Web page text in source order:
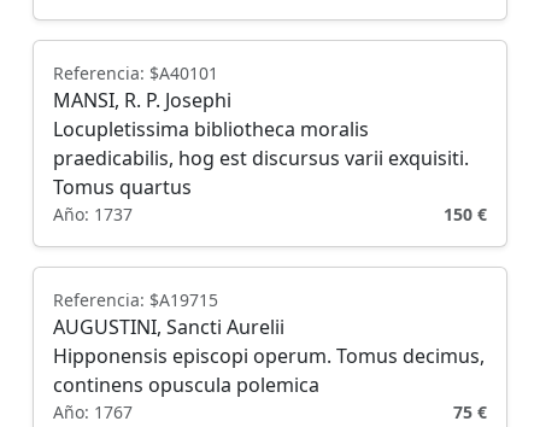
Referencia: $A40101
MANSI, R. P. Josephi
Locupletissima bibliotheca moralis
praedicabilis, hog est discursus varii exquisiti.
Tomus quartus
Año: 1737 150 €
Referencia: $A19715
AUGUSTINI, Sancti Aurelii
Hipponensis episcopi operum. Tomus decimus,
continens opuscula polemica
Año: 1767 75 €